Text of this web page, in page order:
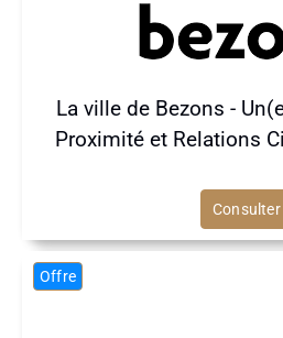
La ville de Bezons -
Proximité et Relations
Consulter
Offre